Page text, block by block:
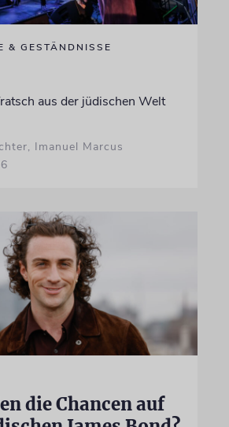
& GESTÄNDNISSE
aus der jüdischen Welt
Imanuel Marcus
die Chancen auf